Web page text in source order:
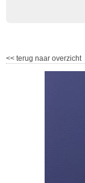
<< terug naar overzicht